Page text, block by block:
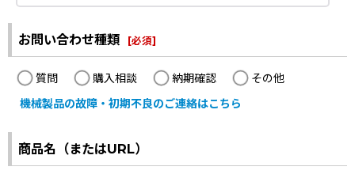
お問い合わせ種類 [必須]
質問 購入相談 納期確認
その他
機械製品の故障・初期不良のご連絡はこちら
商品名（またはURL）